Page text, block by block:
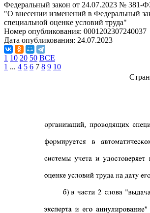
Федеральный закон от 24.07.2023 № 381-
"О внесении изменений в Федеральный
специальной оценке условий труда"
Номер опубликования: 0001202307240037
Дата опубликования: 24.07.2023
1 10 20 50 ВСЕ
1 ... 4 5 6 7 8 9 10